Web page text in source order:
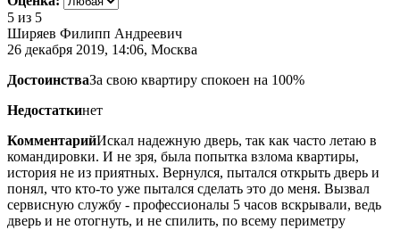
5 из 5
Ширяев Филипп Андреевич
26 декабря 2019, 14:06, Москва
ДостоинстваЗа свою квартиру спокоен на 100%
Недостаткинет
КомментарийИскал надежную дверь, так как часто летаю в
командировки. И не зря, была попытка взлома квартиры,
история не из приятных. Вернулся, пытался открыть дверь и
понял, что кто-то уже пытался сделать это до меня. Вызвал
сервисную службу - профессионалы 5 часов вскрывали, ведь
дверь и не отогнуть, и не спилить, по всему периметру